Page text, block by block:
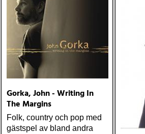
Gorka, John - Writing In
The Margins
Folk, country och pop med
gästspel av bland andra